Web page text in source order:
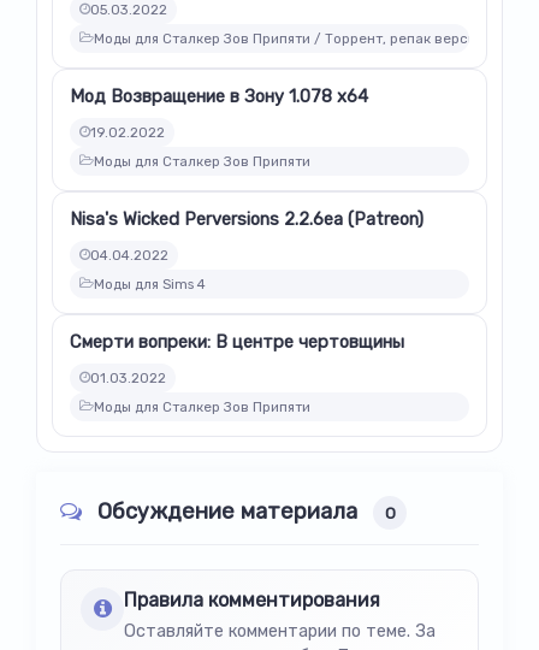
05.03.2022
Моды для Сталкер Зов Припяти / Торрент, репак версии модов
Мод Возвращение в Зону 1.078 x64
19.02.2022
Моды для Сталкер Зов Припяти
Nisa's Wicked Perversions 2.2.6ea (Patreon)
04.04.2022
Моды для Sims 4
Смерти вопреки: В центре чертовщины
01.03.2022
Моды для Сталкер Зов Припяти
Обсуждение материала 0
Правила комментирования
Оставляйте комментарии по теме. За